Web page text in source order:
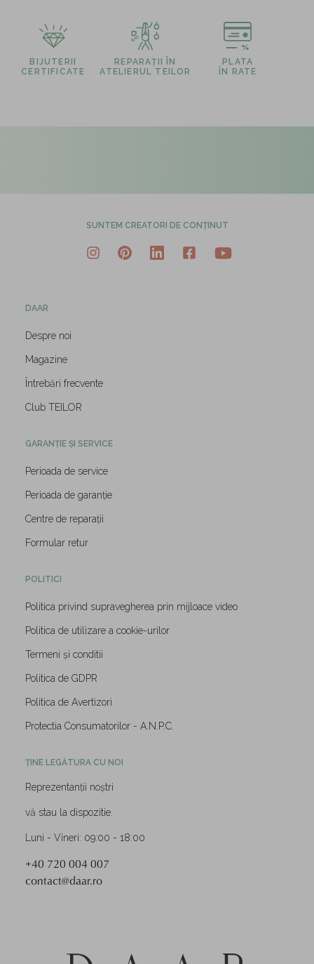
BIJUTERII
CERTIFICATE
REPARAȚII ÎN
ATELIERUL TEILOR
PLATA
ÎN RATE
SUNTEM CREATORI DE CONȚINUT
DAAR
Despre noi
Magazine
Întrebări frecvente
Club TEILOR
GARANȚIE ȘI SERVICE
Perioada de service
Perioada de garanție
Centre de reparații
Formular retur
POLITICI
Politica privind supravegherea prin mijloace video
Politica de utilizare a cookie-urilor
Termeni și conditii
Politica de GDPR
Politica de Avertizori
Protectia Consumatorilor - A.N.P.C.
ȚINE LEGĂTURA CU NOI
Reprezentanții noștri
vă stau la dispozitie.
Luni - Vineri: 09:00 - 18:00
+40 720 004 007
contact@daar.ro